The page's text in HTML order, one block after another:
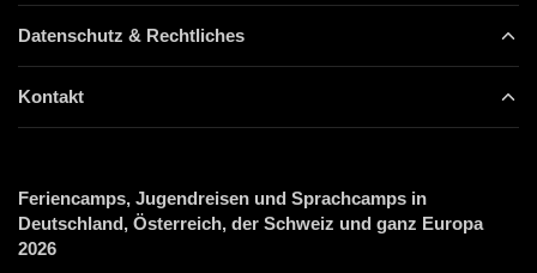
Datenschutz & Rechtliches
Kontakt
Feriencamps, Jugendreisen und Sprachcamps in
Deutschland, Österreich, der Schweiz und ganz Europa
2026